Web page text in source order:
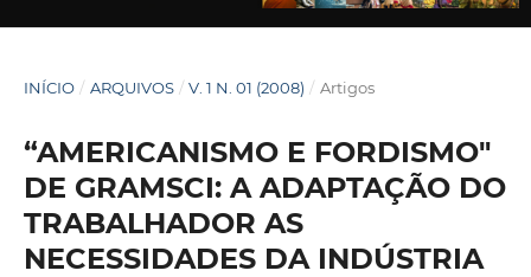
INÍCIO / ARQUIVOS / V. 1 N. 01 (2008) / Artigos
“AMERICANISMO E FORDISMO"
DE GRAMSCI: A ADAPTAÇÃO DO
TRABALHADOR AS
NECESSIDADES DA INDÚSTRIA